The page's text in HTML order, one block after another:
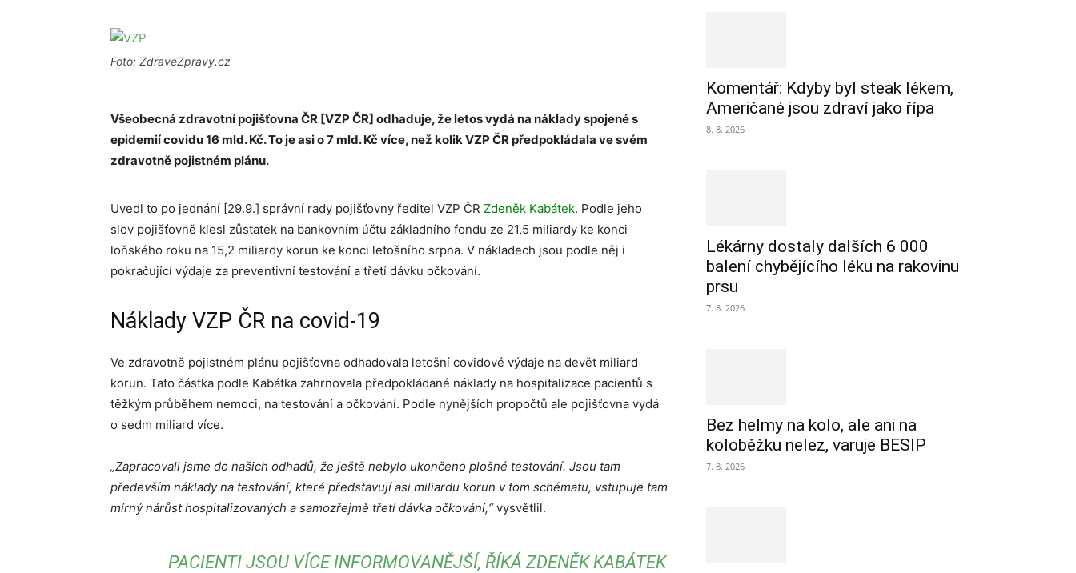
Foto: ZdraveZpravy.cz
Všeobecná zdravotní pojišťovna ČR [VZP ČR] odhaduje, že letos vydá na náklady spojené s
epidemií covidu 16 mld. Kč. To je asi o 7 mld. Kč více, než kolik VZP ČR předpokládala ve svém
zdravotně pojistném plánu.
Uvedl to po jednání [29.9.] správní rady pojišťovny ředitel VZP ČR Zdeněk Kabátek. Podle jeho
slov pojišťovně klesl zůstatek na bankovním účtu základního fondu ze 21,5 miliardy ke konci
loňského roku na 15,2 miliardy korun ke konci letošního srpna. V nákladech jsou podle něj i
pokračující výdaje za preventivní testování a třetí dávku očkování.
Náklady VZP ČR na covid-19
Ve zdravotně pojistném plánu pojišťovna odhadovala letošní covidové výdaje na devět miliard
korun. Tato částka podle Kabátka zahrnovala předpokládané náklady na hospitalizace pacientů s
těžkým průběhem nemoci, na testování a očkování. Podle nynějších propočtů ale pojišťovna vydá
o sedm miliard více.
„Zapracovali jsme do našich odhadů, že ještě nebylo ukončeno plošné testování. Jsou tam
především náklady na testování, které představují asi miliardu korun v tom schématu, vstupuje tam
mírný nárůst hospitalizovaných a samozřejmě třetí dávka očkování,“vysvětlil.
PACIENTI JSOU VÍCE INFORMOVANĚJŠÍ, ŘÍKÁ ZDENĚK KABÁTEK
Komentář: Kdyby byl steak lékem,
Američané jsou zdraví jako řípa
8. 8. 2026
Lékárny dostaly dalších 6 000
balení chybějícího léku na rakovinu
prsu
7. 8. 2026
Bez helmy na kolo, ale ani na
koloběžku nelez, varuje BESIP
7. 8. 2026